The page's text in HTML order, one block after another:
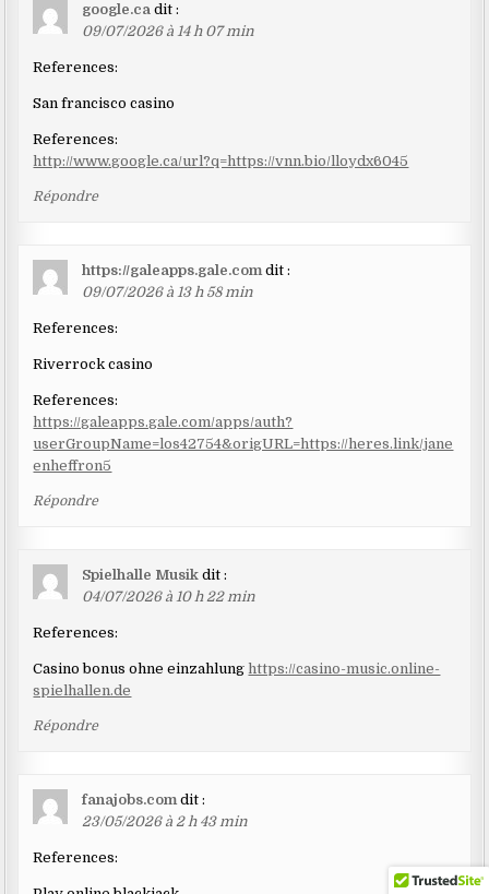
google.ca dit :
09/07/2026 à 14 h 07 min
References:
San francisco casino
References:
http://www.google.ca/url?q=https://vnn.bio/lloydx6045
Répondre
https://galeapps.gale.com dit :
09/07/2026 à 13 h 58 min
References:
Riverrock casino
References:
https://galeapps.gale.com/apps/auth?
userGroupName=los42754&origURL=https://heres.link/jane
enheffron5
Répondre
Spielhalle Musik dit :
04/07/2026 à 10 h 22 min
References:
Casino bonus ohne einzahlung https://casino-music.online-
spielhallen.de
Répondre
fanajobs.com dit :
23/05/2026 à 2 h 43 min
References: